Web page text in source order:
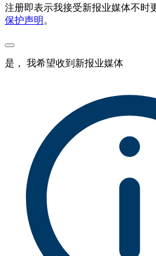
注册即表示我接受新报业媒体不时
保护声明 。
是， 我希望收到新报业媒体